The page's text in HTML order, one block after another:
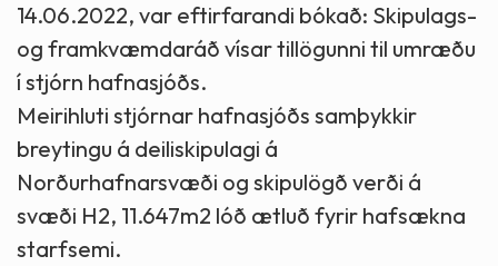
14.06.2022, var eftirfarandi bókað: Skipulags-
og framkvæmdaráð vísar tillögunni til umræðu
í stjórn hafnasjóðs.
Meirihluti stjórnar hafnasjóðs samþykkir
breytingu á deiliskipulagi á
Norðurhafnarsvæði og skipulögð verði á
svæði H2, 11.647m2 lóð ætluð fyrir hafsækna
starfsemi.